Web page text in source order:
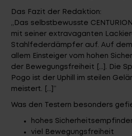
Das Fazit der Redaktion:
„Das selbstbewusste
mit seiner extravaganten
Stahlfederdämpfer auf. Auf
allem Einsteiger vom hohen
der Bewegungsfreiheit [...]. Die
Pogo ist der Uphill im steilen
meistert. [...]“
Was den Testern besonders
hohes
viel Bewegungsfreiheit